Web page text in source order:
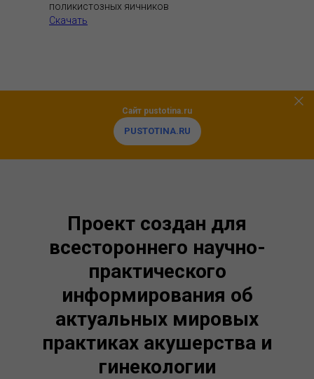
поликистозных яичников
Скачать
Сайт pustotina.ru
PUSTOTINA.RU
Проект создан для
всестороннего научно-
практического
информирования об
актуальных мировых
практиках акушерства и
гинекологии